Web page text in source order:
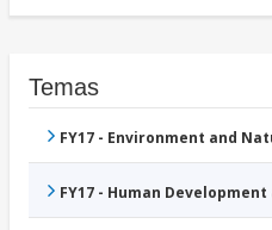
Temas
FY17 - Environment and
FY17 - Human